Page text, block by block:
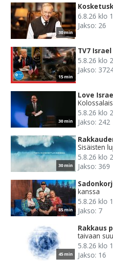
30 min
6.8.26 klo
Jakso: 26
15 min
TV7
5.8.26 klo
Jakso:
30 min
Love
5.8.26 klo
Jakso: 242
30 min
Sisäisten
5.8.26 klo
Jakso: 369
85 min
kanssa
5.8.26 klo
Jakso: 7
45 min
Rakkaus
taivaan
5.8.26 klo
Jakso: 16